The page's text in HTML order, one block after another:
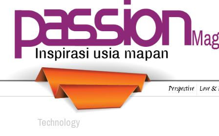
Perspective Love
Technology